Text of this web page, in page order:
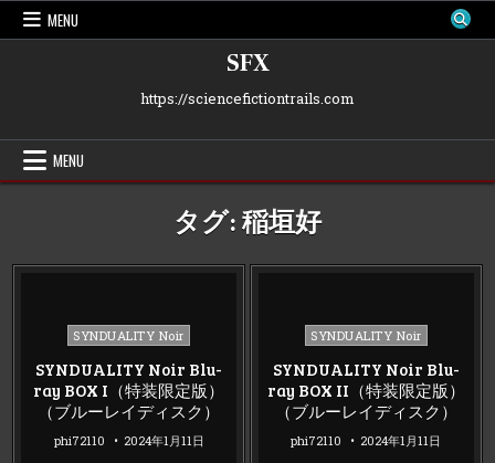
Skip
MENU
SFX
https://sciencefictiontrails.com
MENU
タグ:稲垣好
Posted
SYNDUALITY Noir
SYNDUALITY Noir Blu-
ray BOX I（特装限定版）
（ブルーレイディスク）
phi72110 2024年1月11日
Posted
SYNDUALITY Noir
SYNDUALITY Noir Blu-
ray BOX II（特装限定版）
（ブルーレイディスク）
phi72110 2024年1月11日